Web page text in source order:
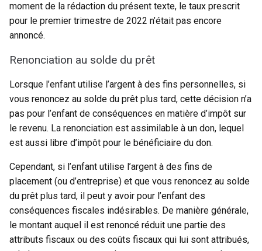
moment de la rédaction du présent texte, le taux prescrit
pour le premier trimestre de 2022 n’était pas encore
annoncé.
Renonciation au solde du prêt
Lorsque l’enfant utilise l’argent à des fins personnelles, si
vous renoncez au solde du prêt plus tard, cette décision n’a
pas pour l’enfant de conséquences en matière d’impôt sur
le revenu. La renonciation est assimilable à un don, lequel
est aussi libre d’impôt pour le bénéficiaire du don.
Cependant, si l’enfant utilise l’argent à des fins de
placement (ou d’entreprise) et que vous renoncez au solde
du prêt plus tard, il peut y avoir pour l’enfant des
conséquences fiscales indésirables. De manière générale,
le montant auquel il est renoncé réduit une partie des
attributs fiscaux ou des coûts fiscaux qui lui sont attribués,